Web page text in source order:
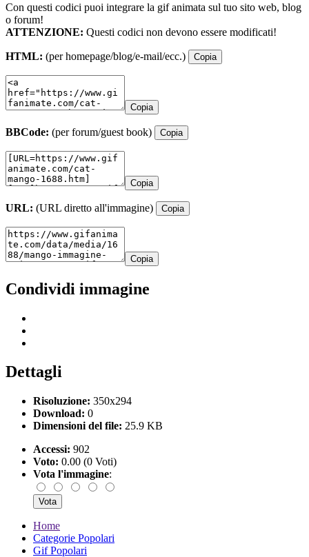
Con questi codici puoi integrare la gif animata sul tuo sito web, blog
o forum!
ATTENZIONE: Questi codici non devono essere modificati!
HTML: (per homepage/blog/e-mail/ecc.) Copia
Copia
BBCode: (per forum/guest book) Copia
Copia
URL: (URL diretto all'immagine) Copia
Copia
Condividi immagine
Dettagli
Risoluzione: 350x294
Download: 0
Dimensioni del file: 25.9 KB
Accessi: 902
Voto: 0.00 (0 Voti)
Vota l'immagine:
Home
Categorie Popolari
Gif Popolari